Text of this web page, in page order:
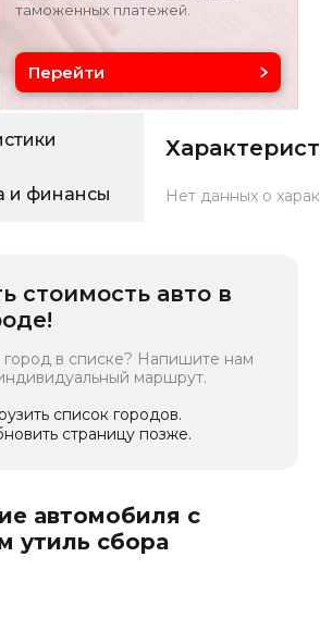
Цвет
таможенных платежей.
Перейти
и финансы Нет данных о
стоимость авто в
в списке? Напишите нам
маршрут.
список городов.
страницу позже.
автомобиля с
утиль сбора